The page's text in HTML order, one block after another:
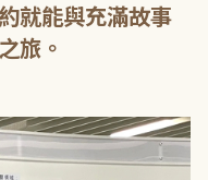
就能與充滿故事
旅。